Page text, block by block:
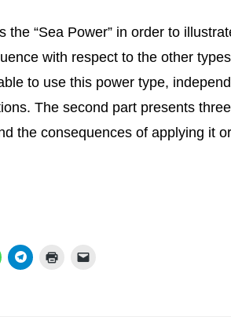
the “Sea Power” in order to
with respect to the other
to use this power type,
The second part presents
the consequences of applying it